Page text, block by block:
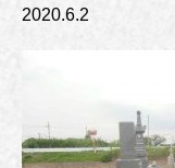
2020.6.2